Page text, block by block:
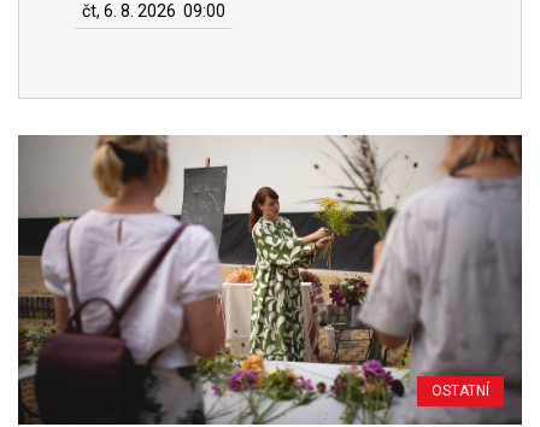
čt, 6. 8. 2026 09:00
OSTATNÍ